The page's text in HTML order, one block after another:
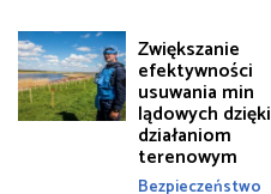
Zwiększanie
efektywności
usuwania min
lądowych dzięki
działaniom
terenowym
Bezpieczeństwo